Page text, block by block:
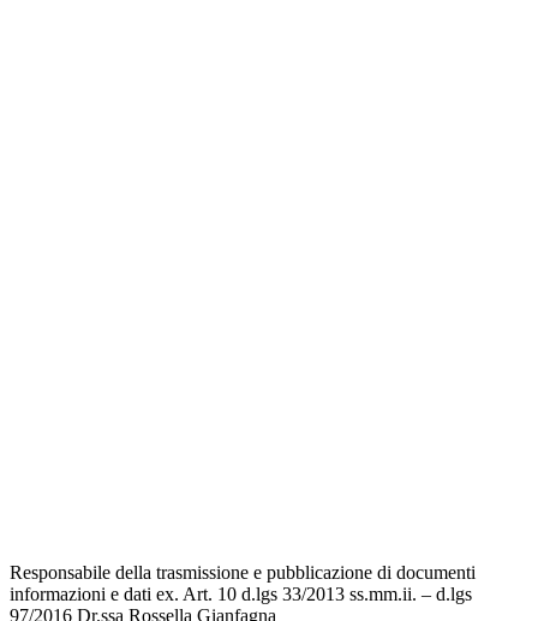
Responsabile della trasmissione e pubblicazione di documenti
informazioni e dati ex. Art. 10 d.lgs 33/2013 ss.mm.ii. – d.lgs
97/2016 Dr.ssa Rossella Gianfagna